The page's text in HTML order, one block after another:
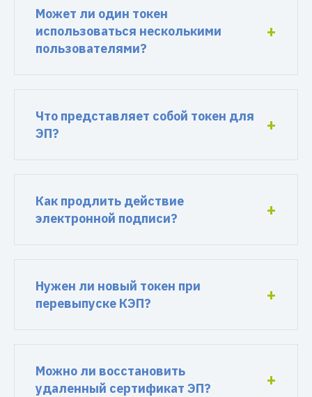
Может ли один токен
использоваться несколькими
пользователями?
Что представляет собой токен для
ЭП?
Как продлить действие
электронной подписи?
Нужен ли новый токен при
перевыпуске КЭП?
Можно ли восстановить
удаленный сертификат ЭП?